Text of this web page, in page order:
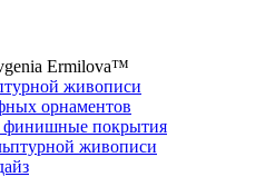
Ermilova™
живописи
орнаментов
финишные покрытия
живописи